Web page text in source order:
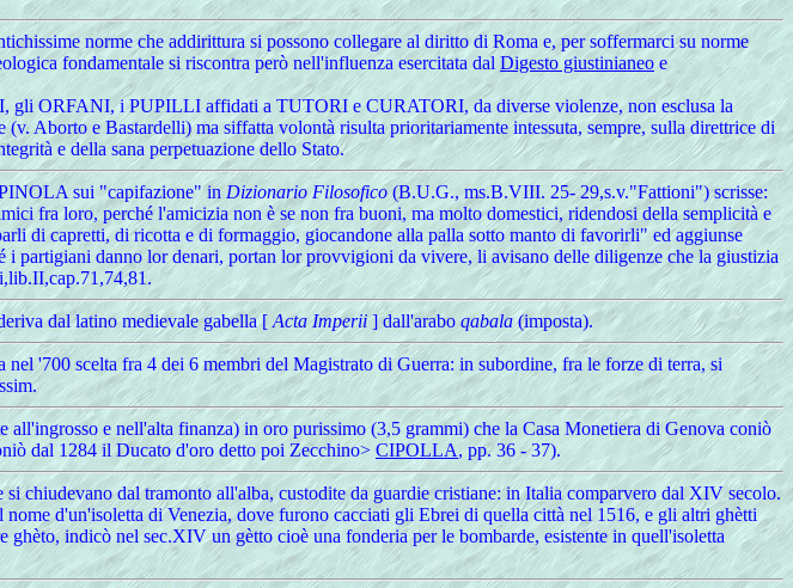
norme che addirittura si possono collegare al diritto di Roma e, per soffermarci su norme
fondamentale si riscontra però nell'influenza esercitata dal Digesto giustinianeoe
gli ORFANI, i PUPILLI affidati a TUTORI e CURATORI, da diverse violenze, non esclusa la
Aborto e Bastardelli) ma siffatta volontà risulta prioritariamente intessuta, sempre, sulla direttrice di
e della sana perpetuazione dello Stato.
sui "capifazione" inDizionario Filosofico(B.U.G., ms.B.VIII. 25- 29,s.v."Fattioni") scrisse:
fra loro, perché l'amicizia non è se non fra buoni, ma molto domestici, ridendosi della semplicità e
di capretti, di ricotta e di formaggio, giocandone alla palla sotto manto di favorirli" ed aggiunse
partigiani danno lor denari, portan lor provvigioni da vivere, li avisano delle diligenze che la giustizia
dal latino medievale gabella [ Acta Imperii] dall'araboqabala(imposta).
'700 scelta fra 4 dei 6 membri del Magistrato di Guerra: in subordine, fra le forze di terra, si
e nell'alta finanza) in oro purissimo (3,5 grammi) che la Casa Monetiera di Genova coniò
dal 1284 il Ducato d'oro detto poi Zecchino> CIPOLLA, pp. 36 - 37).
si chiudevano dal tramonto all'alba, custodite da guardie cristiane: in Italia comparvero dal XIV secolo.
d'un'isoletta di Venezia, dove furono cacciati gli Ebrei di quella città nel 1516, e gli altri ghètti
indicò nel sec.XIV un gètto cioè una fonderia per le bombarde, esistente in quell'isoletta